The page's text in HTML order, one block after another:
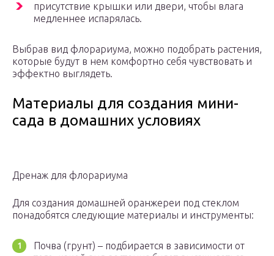
присутствие крышки или двери, чтобы влага
медленнее испарялась.
Выбрав вид флорариума, можно подобрать растения,
которые будут в нем комфортно себя чувствовать и
эффектно выглядеть.
Материалы для создания мини-
сада в домашних условиях
Дренаж для флорариума
Для создания домашней оранжереи под стеклом
понадобятся следующие материалы и инструменты:
Почва (грунт) – подбирается в зависимости от